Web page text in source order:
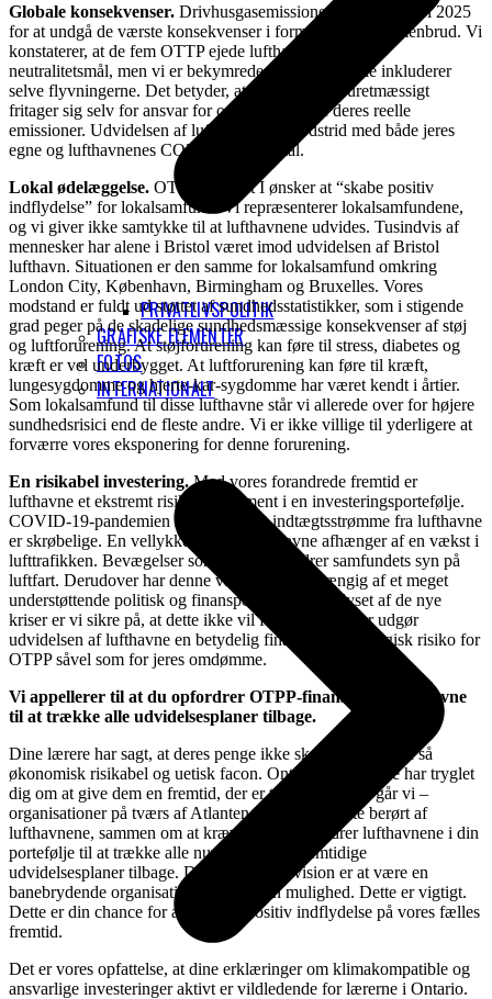
PRIVATLIVSPOLITIK
GRAFISKE ELEMENTER
FOTOS
INTERNATIONALT
Globale konsekvenser. Drivhusgasemissionerne skal toppe i 2025
for at undgå de værste konsekvenser i form af klimasammenbrud. Vi
konstaterer, at de fem OTTP ejede lufthavne har CO2-
neutralitetsmål, men vi er bekymrede, da målene ikke inkluderer
selve flyvningerne. Det betyder, at hver lufthavn uretmæssigt
fritager sig selv for ansvar for omkring 94% af deres reelle
emissioner. Udvidelsen af ​​lufthavne er i modstrid med både jeres
egne og lufthavnenes CO2-neutralitetsmål.
Lokal ødelæggelse. OTTP siger, at I ønsker at “skabe positiv
indflydelse” for lokalsamfund. Vi repræsenterer lokalsamfundene,
og vi giver ikke samtykke til at lufthavnene udvides. Tusindvis af
mennesker har alene i Bristol været imod udvidelsen af ​​Bristol
lufthavn. Situationen er den samme for lokalsamfund omkring
London City, København, Birmingham og Bruxelles. Vores
modstand er fuldt ud støttet af sundhedsstatistikker, som i stigende
grad peger på de skadelige sundhedsmæssige konsekvenser af støj
og luftforurening. At støjforurening kan føre til stress, diabetes og
kræft er vel underbygget. At luftforurening kan føre til kræft,
lungesygdomme og hjerte-kar-sygdomme har været kendt i årtier.
Som lokalsamfund til disse lufthavne står vi allerede over for højere
sundhedsrisici end de fleste andre. Vi er ikke villige til yderligere at
forværre vores eksponering for denne forurening.
En risikabel investering.Med vores forandrede fremtid er
lufthavne et ekstremt risikabelt element i en investeringsportefølje.
COVID-19-pandemien har lært os, at indtægtsstrømme fra lufthavne
er skrøbelige. En vellykket vækst i lufthavne afhænger af en vækst i
lufttrafikken. Bevægelser som flyskam ændrer samfundets syn på
luftfart. Derudover har denne vækst været afhængig af et meget
understøttende politisk og finanspolitisk miljø. I lyset af de nye
kriser er vi sikre på, at dette ikke vil fortsætte. Derfor udgør
udvidelsen af ​​lufthavne en betydelig finansiel og strategisk risiko for
OTPP såvel som for jeres omdømme.
Vi appellerer til at du opfordrer OTPP-finansierede lufthavne
til at trække alle udvidelsesplaner tilbage.
Dine lærere har sagt, at deres penge ikke skal bruges på en så
økonomisk risikabel og uetisk facon. Ontario-studerende har tryglet
dig om at give dem en fremtid, der er til at leve i. Nu går vi –
organisationer på tværs af Atlanten – som er direkte berørt af
lufthavnene, sammen om at kræve, at du opfordrer lufthavnene i din
portefølje til at trække alle nuværende og fremtidige
udvidelsesplaner tilbage. Du siger, at din vision er at være en
banebrydende organisation, dette er din mulighed. Dette er vigtigt.
Dette er din chance for at have en positiv indflydelse på vores fælles
fremtid.
Det er vores opfattelse, at dine erklæringer om klimakompatible og
ansvarlige investeringer aktivt er vildledende for lærerne i Ontario.